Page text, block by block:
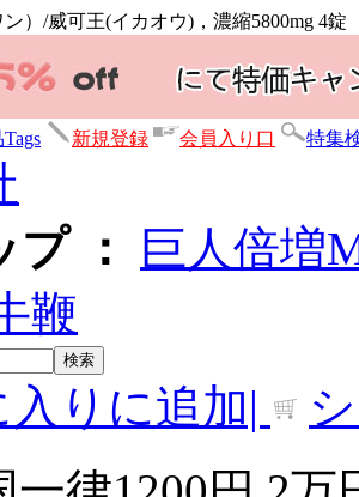
）/威可王(イカオウ)，濃縮5800mg 4錠
新規登録 会員入り口 特集
：
巨人倍増
鞭
入りに追加|